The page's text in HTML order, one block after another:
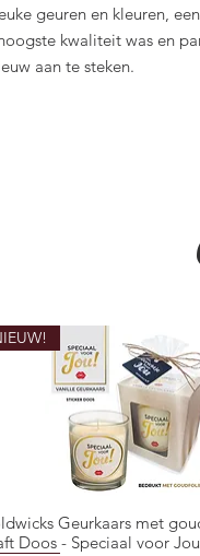
geuren en kleuren,
kwaliteit was en
aan te steken.
Snel overzicht
Geurkaars met
Doos - Speciaal voor Jou